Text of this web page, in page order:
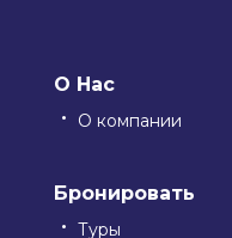
О Нас
О компании
Бронировать
Туры